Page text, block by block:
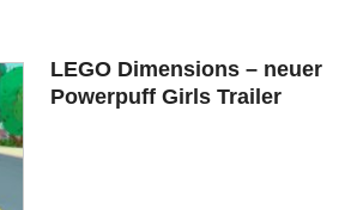
LEGO Dimensions – neuer
Powerpuff Girls Trailer